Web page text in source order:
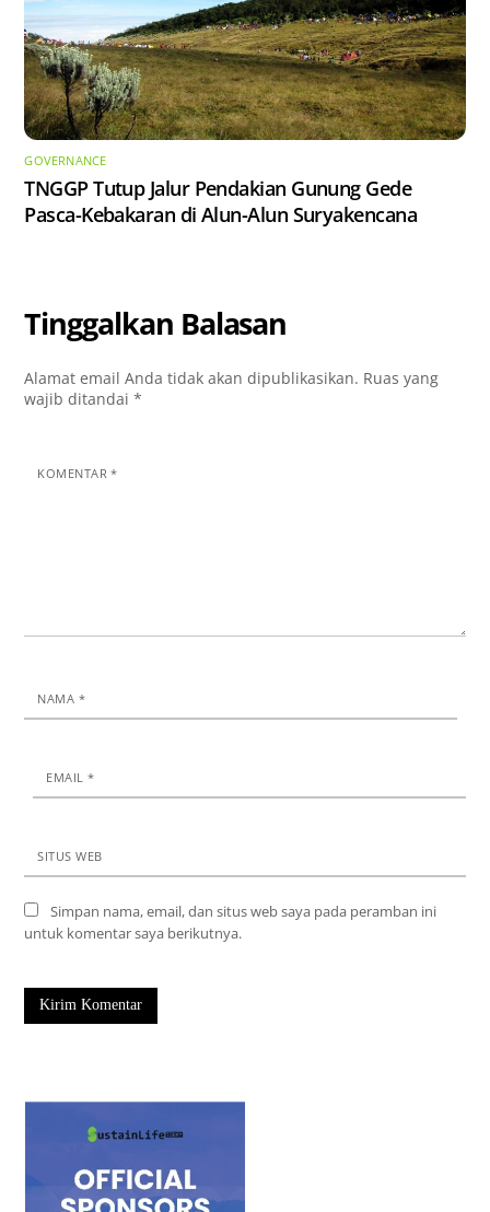
GOVERNANCE
TNGGP Tutup Jalur Pendakian Gunung Gede
Pasca-Kebakaran di Alun-Alun Suryakencana
Tinggalkan Balasan
Alamat email Anda tidak akan dipublikasikan. Ruas yang
wajib ditandai*
KOMENTAR*
NAMA *
EMAIL*
SITUS WEB
Simpan nama, email, dan situs web saya pada peramban ini
untuk komentar saya berikutnya.